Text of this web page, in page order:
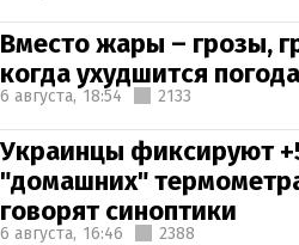
Вместо жары – грозы,
когда ухудшится погода
6 августа, 18:54 2133
Украинцы фиксируют
"домашних"
говорят синоптики
6 августа, 16:46 2388